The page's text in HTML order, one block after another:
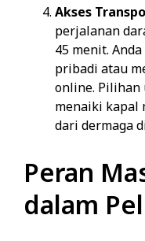
Akses
perjalanan
45 menit.
pribadi atau
online. Pilihan
menaiki kapal
dari dermaga
Peran
dalam